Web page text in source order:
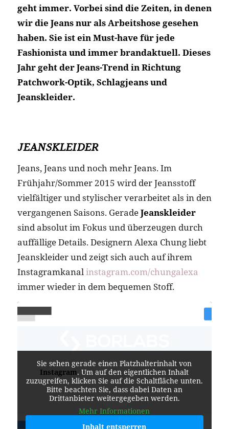
geht immer. Vorbei sind die Zeiten, in denen
wir die Jeans nur als Arbeitshose gesehen
haben. Sie ist ein Must-have für jede
Fashionista und immer brandaktuell. Dieses
Jahr geht der Jeans-Trend in Richtung
Patchwork-Optik, Schlagjeans und
Jeanskleider.
JEANSKLEIDER
Jeans, Jeans und noch mehr Jeans. Im
Frühjahr/Sommer 2015 wird der Jeansstoff
vielfältiger und stylischer verarbeitet als in den
vergangenen Saisons. GeradeJeanskleider
sind absolut im Fokus und überzeugen durch
auffällige Details. Designern Alexa Chung liebt
Jeanskleider und zeigt sich auch auf ihrem
Instagramkanalinstagram.com/chungalexa
immer wieder in dem bequemen Stoff.
Sie sehen gerade einen Platzhalterinhalt von
Instagram. Um auf den eigentlichen Inhalt
zuzugreifen, klicken Sie auf die Schaltfläche unten.
Bitte beachten Sie, dass dabei Daten an
Drittanbieter weitergegeben werden.
Mehr Informationen
Inhalt entsperren